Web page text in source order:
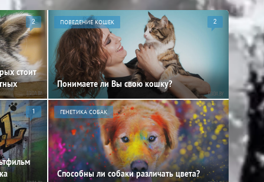
2
стоит
ПОВЕДЕНИЕ КОШЕК 2
Понимаете ли Вы свою кошку?
1 ГЕНЕТИКА СОБАК
Способны ли собаки различать цвета?